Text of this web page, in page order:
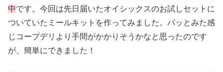
中です。今回は先日届いたオイシックスのお試しセットに
ついていたミールキットを作ってみました。パッとみた感
じコープデリより手間がかかりそうかなと思ったのです
が、簡単にできました！